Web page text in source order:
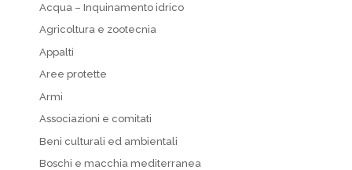
Acqua – Inquinamento idrico
Agricoltura e zootecnia
Appalti
Aree protette
Armi
Associazioni e comitati
Beni culturali ed ambientali
Boschi e macchia mediterranea